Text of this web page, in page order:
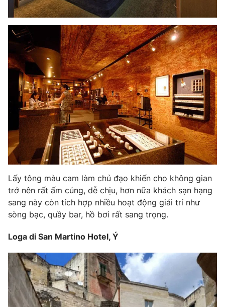
Ðiện thoại Thời báo VTV:
024.66 897 897
Email:toasoan@vtv.vn
Liên hệ quảng cáo:024-7300.7108
® Cấm sao chép dưới mọi hình thức nếu không có sự chấp
thuận bằng văn bản. Ghi rõ nguồn VTV.vn khi phát hành lại
thông tin từ website này.
Lấy tông màu cam làm chủ đạo khiến cho không gian
trở nên rất ấm cúng, dễ chịu, hơn nữa khách sạn hạng
sang này còn tích hợp nhiều hoạt động giải trí như
sòng bạc, quầy bar, hồ bơi rất sang trọng.
Loga di San Martino Hotel, Ý